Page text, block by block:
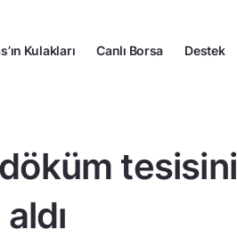
Kulakları Canlı Borsa Destek
aldı